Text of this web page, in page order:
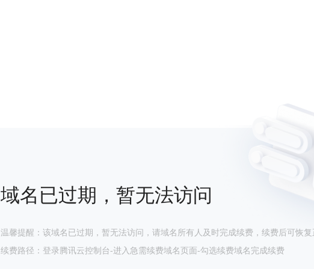
域名已过期，暂无法访问
温馨提醒：该域名已过期，暂无法访问，请域名所有人及时完成续费，续费后可恢复
续费路径：登录腾讯云控制台-进入急需续费域名页面-勾选续费域名完成续费